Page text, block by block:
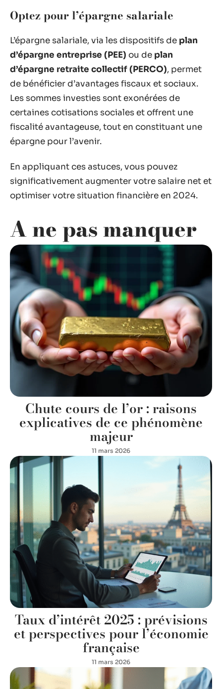
Optez pour l’épargne salariale
L’épargne salariale, via les dispositifs de plan
d’épargne entreprise (PEE) ou de plan
d’épargne retraite collectif (PERCO), permet
de bénéficier d’avantages fiscaux et sociaux.
Les sommes investies sont exonérées de
certaines cotisations sociales et offrent une
fiscalité avantageuse, tout en constituant une
épargne pour l’avenir.
En appliquant ces astuces, vous pouvez
significativement augmenter votre salaire net et
optimiser votre situation financière en 2024.
A ne pas manquer
Chute cours de l’or : raisons
explicatives de ce phénomène
majeur
11 mars 2026
Taux d’intérêt 2025 : prévisions
et perspectives pour l’économie
française
11 mars 2026